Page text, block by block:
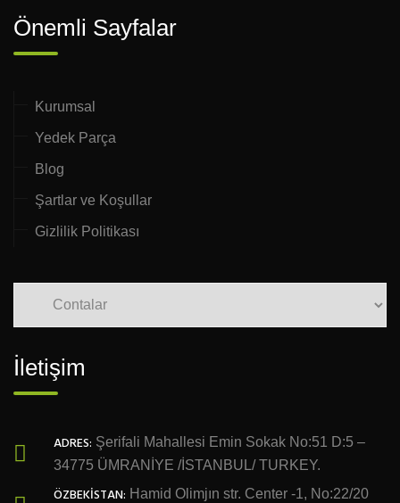
Önemli Sayfalar
Kurumsal
Yedek Parça
Blog
Şartlar ve Koşullar
Gizlilik Politikası
İletişim
ADRES: Şerifali Mahallesi Emin Sokak No:51 D:5 –
34775 ÜMRANİYE /İSTANBUL/ TURKEY.
ÖZBEKİSTAN: Hamid Olimjın str. Center -1, No:22/20